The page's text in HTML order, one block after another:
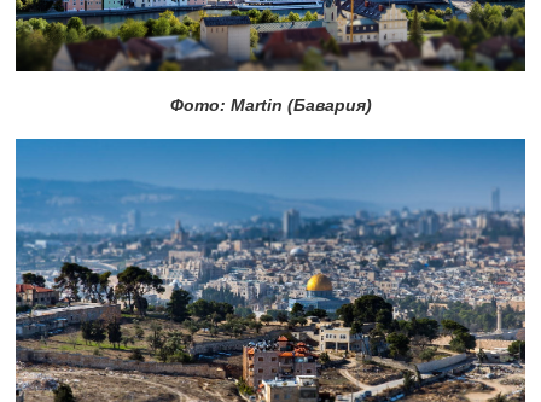
Фото: Martin (Бавария)